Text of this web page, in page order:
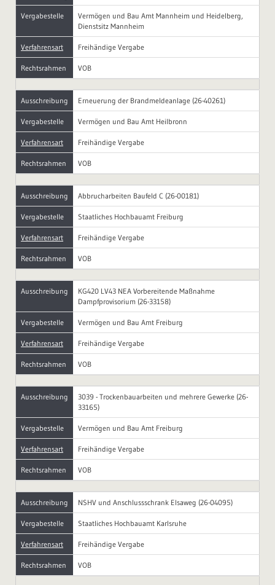
Vergabestelle
Vermögen und Bau Amt Mannheim und Heidelberg,
Dienstsitz Mannheim
Verfahrensart Freihändige Vergabe
Rechtsrahmen VOB
Ausschreibung Erneuerung der Brandmeldeanlage (26-40261)
Vergabestelle Vermögen und Bau Amt Heilbronn
Verfahrensart Freihändige Vergabe
Rechtsrahmen VOB
Ausschreibung Abbrucharbeiten Baufeld C (26-00181)
Vergabestelle Staatliches Hochbauamt Freiburg
Verfahrensart Freihändige Vergabe
Rechtsrahmen VOB
Ausschreibung
KG420 LV43 NEA Vorbereitende Maßnahme
Dampfprovisorium (26-33158)
Vergabestelle Vermögen und Bau Amt Freiburg
Verfahrensart Freihändige Vergabe
Rechtsrahmen VOB
Ausschreibung
3039 - Trockenbauarbeiten und mehrere Gewerke (26-
33165)
Vergabestelle Vermögen und Bau Amt Freiburg
Verfahrensart Freihändige Vergabe
Rechtsrahmen VOB
Ausschreibung NSHV und Anschlussschrank Elsaweg (26-04095)
Vergabestelle Staatliches Hochbauamt Karlsruhe
Verfahrensart Freihändige Vergabe
Rechtsrahmen VOB